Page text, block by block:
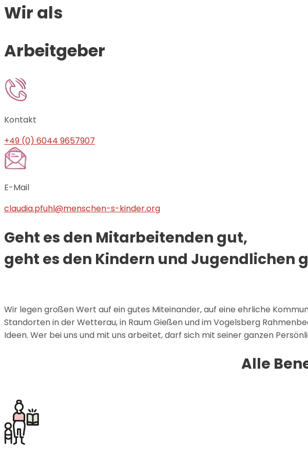
Wir als
Arbeitgeber
Kontakt
+49 (0) 6044 9657907
E-Mail
claudia.pfuhl@menschen-s-kinder.org
Geht es den Mitarbeitenden gut,
geht es den Kindern und Jugendlichen
Wir legen großen Wert auf ein gutes Miteinander, auf eine ehrliche
Standorten in der Wetterau, in Raum Gießen und im Vogelsberg
Ideen. Wer bei uns und mit uns arbeitet, darf sich mit seiner ganzen
Alle